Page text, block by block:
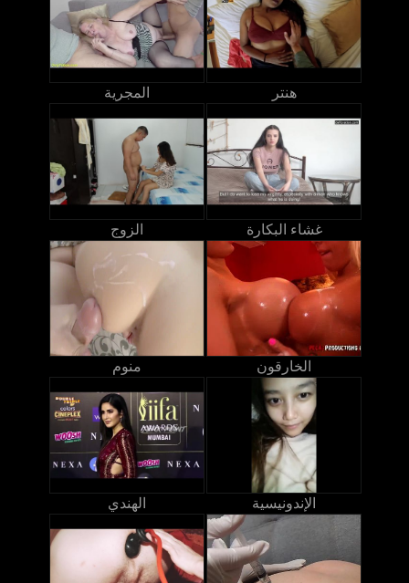
المجرية هنتر
الزوج غشاء البكارة
منوم الخارقون
الهندي الإندونيسية